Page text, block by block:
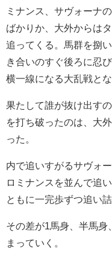
ミナンス、サヴォーナ
ばかりか、大外からは
追ってくる。馬群を捌
き合いのすぐ後ろに忍
横一線になる大乱戦とな
果たして誰が抜け出す
を打ち破ったのは、大
った。
内で追いすがるサヴォ
ロミナンスを並んで追
ともに一完歩ずつ追い詰
その差が1馬身、半馬身
まっていく。